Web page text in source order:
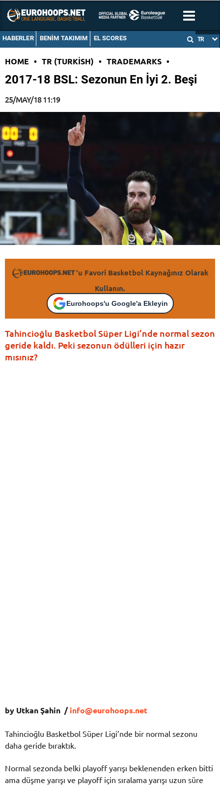
HABERLER BENIM TAKIMIM EL SCORES TR
HOME • TR (TURKISH) • TRADEMARKS •
2017-18 BSL: Sezonun En İyi 2. Beşi
25/MAY/18 11:19
'u Favori Basketbol Kaynağınız Olarak
Kullanın.
Eurohoops'u Google'a Ekleyin
Tahincioğlu Basketbol Süper Ligi’nde normal sezon
geride kaldı. Peki sezonun ödülleri için hazır
mısınız?
by Utkan Şahin /info@eurohoops.net
Tahincioğlu Basketbol Süper Ligi’nde bir normal sezonu
daha geride bıraktık.
Normal sezonda belki playoff yarışı beklenenden erken bitti
ama düşme yarışı ve playoff için sıralama yarışı uzun süre